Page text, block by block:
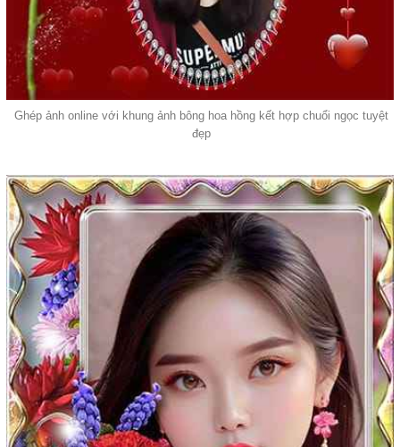
Ghép ảnh online với khung ảnh bông hoa hồng kết hợp chuổi ngọc tuyệt
đẹp